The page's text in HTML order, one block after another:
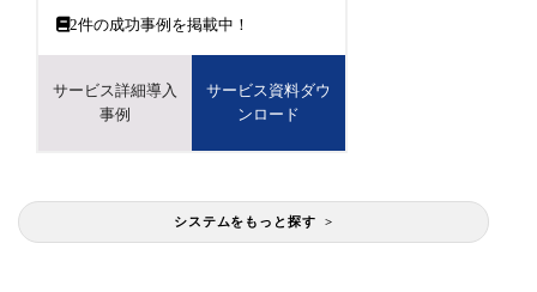
2件の成功事例を掲載中！
サービス詳細導入
事例
サービス資料ダウ
ンロード
システムをもっと探す >